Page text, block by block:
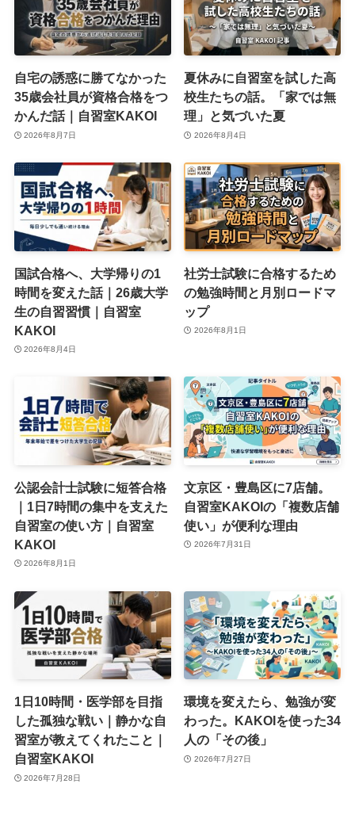
自宅の誘惑に勝てなかった
35歳会社員が資格合格をつ
かんだ話｜自習室KAKOI
2026年8月7日
夏休みに自習室を試した高
校生たちの話。「家では無
理」と気づいた夏
2026年8月4日
国試合格へ、大学帰りの1
時間を変えた話｜26歳大学
生の自習習慣｜自習室
KAKOI
2026年8月4日
社労士試験に合格するため
の勉強時間と月別ロードマ
ップ
2026年8月1日
公認会計士試験に短答合格
｜1日7時間の集中を支えた
自習室の使い方｜自習室
KAKOI
2026年8月1日
文京区・豊島区に7店舗。
自習室KAKOIの「複数店舗
使い」が便利な理由
2026年7月31日
1日10時間・医学部を目指
した孤独な戦い｜静かな自
習室が教えてくれたこと｜
自習室KAKOI
2026年7月28日
環境を変えたら、勉強が変
わった。KAKOIを使った34
人の「その後」
2026年7月27日